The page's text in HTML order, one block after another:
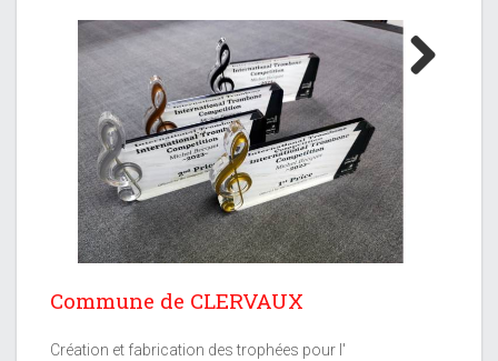
Next
Commune de CLERVAUX
Création et fabrication des trophées pour l'